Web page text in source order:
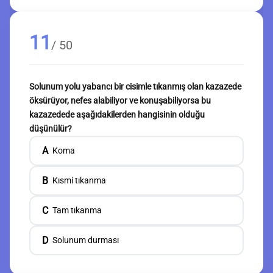
11 / 50
Solunum yolu yabancı bir cisimle tıkanmış olan kazazede
öksürüyor, nefes alabiliyor ve konuşabiliyorsa bu
kazazedede aşağıdakilerden hangisinin olduğu
düşünülür?
A Koma
B Kısmi tıkanma
C Tam tıkanma
D Solunum durması